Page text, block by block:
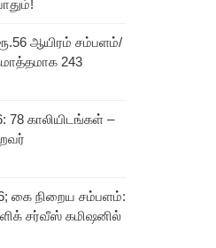
ஆயிரம் சம்பளம்/
மொத்தமாக 243
78 காலியிடங்கள் –
கை நிறைய சம்பளம்:
சர்வீஸ் கமிஷனில்